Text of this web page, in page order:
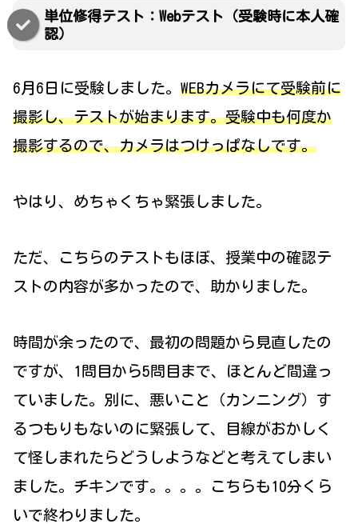
単位修得テスト：Webテスト（受験時に本人確
認）
6月6日に受験しました。 WEBカメラにて受験前に
撮影し、テストが始まります。受験中も何度か
撮影するので、カメラはつけっぱなしです。
やはり、めちゃくちゃ緊張しました。
ただ、こちらのテストもほぼ、授業中の確認テ
ストの内容が多かったので、助かりました。
時間が余ったので、最初の問題から見直したの
ですが、1問目から5問目まで、ほとんど間違っ
ていました。別に、悪いこと（カンニング）す
るつもりもないのに緊張して、目線がおかしく
て怪しまれたらどうしようなどと考えてしまい
ました。チキンです。。。。こちらも10分くら
いで終わりました。